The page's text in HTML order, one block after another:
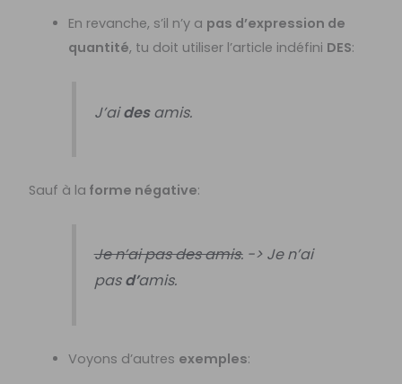
En revanche, s’il n’y a pas d’expression de
quantité, tu doit utiliser l’article indéfini DES:
J’aidesamis.
Sauf à la forme négative:
Je n’ai pas des amis.-> Je n’ai
pasd’amis.
Voyons d’autres exemples: